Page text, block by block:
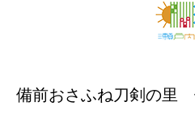
備前おさふね刀剣の里